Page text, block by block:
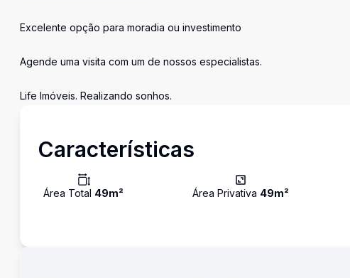
Excelente opção para moradia ou investimento
Agende uma visita com um de nossos especialistas.
Life Imóveis. Realizando sonhos.
Características
Área Total 49m² Área Privativa 49m²